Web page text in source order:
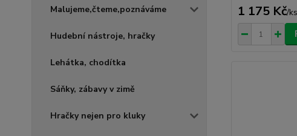
Malujeme,čteme,poznáváme
Hudební nástroje, hračky
Lehátka, chodítka
Sáňky, zábavy v zimě
Hračky nejen pro kluky
1 175 Kč/ks